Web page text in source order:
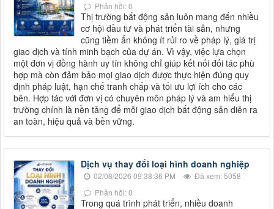
Phản hồi: 0
Thị trường bất động sản luôn mang đến nhiều
cơ hội đầu tư và phát triển tài sản, nhưng
cũng tiềm ẩn không ít rủi ro về pháp lý, giá trị
giao dịch và tính minh bạch của dự án. Vì vậy, việc lựa chọn
một đơn vị đồng hành uy tín không chỉ giúp kết nối đối tác phù
hợp mà còn đảm bảo mọi giao dịch được thực hiện đúng quy
định pháp luật, hạn chế tranh chấp và tối ưu lợi ích cho các
bên. Hợp tác với đơn vị có chuyên môn pháp lý và am hiểu thị
trường chính là nền tảng để mỗi giao dịch bất động sản diễn ra
an toàn, hiệu quả và bền vững.
Dịch vụ thay đổi loại hình doanh nghiệp
02/08/2026 09:38:36 PM
Đã xem: 5058
Phản hồi: 0
Trong quá trình phát triển, nhiều doanh